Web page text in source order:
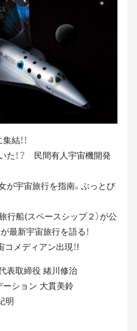
結！！
た！？ 民間有人宇宙機開発
が宇宙旅行を指南。ぶっとび
行船(スペースシップ２）が公
最新宇宙旅行を語る！
メディアン出現！!
代表取締役 緒川修治
ーション 大貫美鈴
明